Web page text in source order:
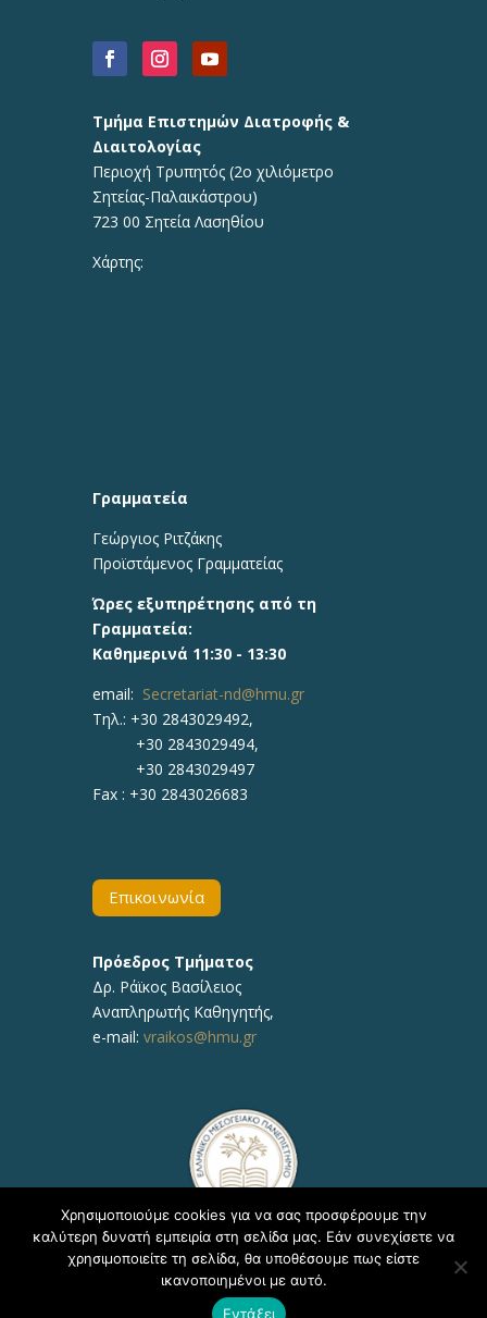
Τμήμα Επιστημών Διατροφής &
Διαιτολογίας
Περιοχή Τρυπητός (2o χιλιόμετρο
Σητείας-Παλαικάστρου)
723 00 Σητεία Λασηθίου
Χάρτης:
Γραμματεία
Γεώργιος Ριτζάκης
Προϊστάμενος Γραμματείας
Ώρες εξυπηρέτησης από τη
Γραμματεία:
Καθημερινά 11:30 - 13:30
email: Secretariat-nd@hmu.gr
Τηλ.: +30 2843029492,
+30 2843029494,
+30 2843029497
Fax : +30 2843026683
Επικοινωνία
Πρόεδρος Τμήματος
Δρ. Ράϊκος Βασίλειος
Αναπληρωτής Καθηγητής,
e-mail: vraikos@hmu.gr
Copyright © 2020, ΕΛΜΕΠΑ Τμήμα Υποστήριξης
Χρησιμοποιούμε cookies για να σας προσφέρουμε την
καλύτερη δυνατή εμπειρία στη σελίδα μας. Εάν συνεχίσετε να
χρησιμοποιείτε τη σελίδα, θα υποθέσουμε πως είστε
ικανοποιημένοι με αυτό.
Εντάξει